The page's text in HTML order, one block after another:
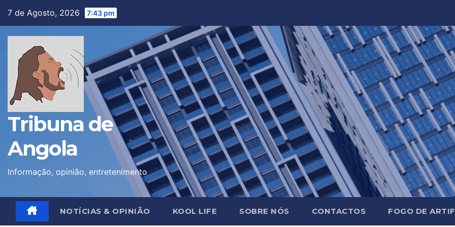
7 de Agosto, 2026 7:43 pm
Tribuna de
Angola
Informação, opinião, entretenimento
NOTÍCIAS & OPINIÃO KOOL LIFE SOBRE NÓS CONTACTOS FOGO DE